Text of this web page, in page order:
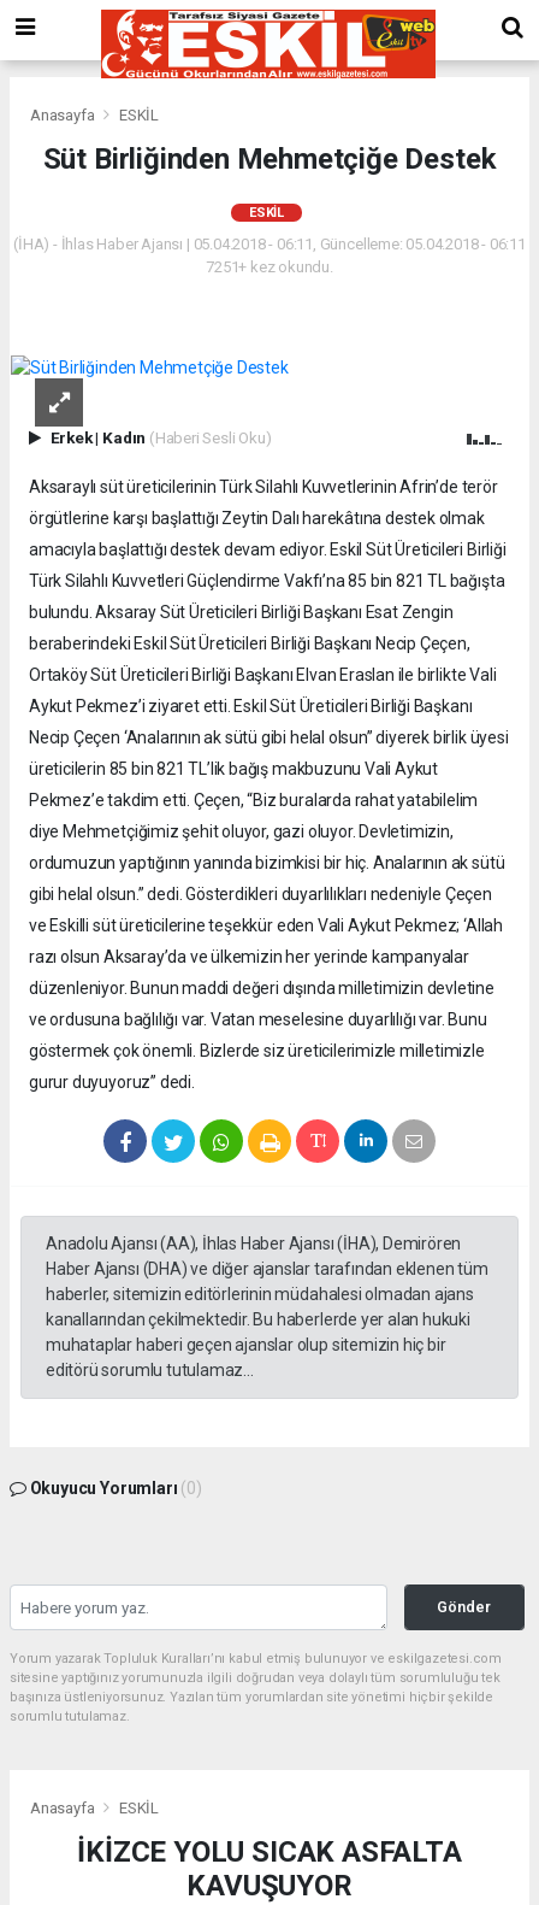
Anasayfa ESKİL
Süt Birliğinden Mehmetçiğe Destek
ESKİL
(İHA) - İhlas Haber Ajansı | 05.04.2018 - 06:11, Güncelleme: 05.04.2018 - 06:11
7251+ kez okundu.
Erkek| Kadın (Haberi Sesli Oku)
Aksaraylı süt üreticilerinin Türk Silahlı Kuvvetlerinin Afrin’de terör
örgütlerine karşı başlattığı Zeytin Dalı harekâtına destek olmak
amacıyla başlattığı destek devam ediyor. Eskil Süt Üreticileri Birliği
Türk Silahlı Kuvvetleri Güçlendirme Vakfı’na 85 bin 821 TL bağışta
bulundu. Aksaray Süt Üreticileri Birliği Başkanı Esat Zengin
beraberindeki Eskil Süt Üreticileri Birliği Başkanı Necip Çeçen,
Ortaköy Süt Üreticileri Birliği Başkanı Elvan Eraslan ile birlikte Vali
Aykut Pekmez’i ziyaret etti. Eskil Süt Üreticileri Birliği Başkanı
Necip Çeçen ‘Analarının ak sütü gibi helal olsun” diyerek birlik üyesi
üreticilerin 85 bin 821 TL’lik bağış makbuzunu Vali Aykut
Pekmez’e takdim etti. Çeçen, “Biz buralarda rahat yatabilelim
diye Mehmetçiğimiz şehit oluyor, gazi oluyor. Devletimizin,
ordumuzun yaptığının yanında bizimkisi bir hiç. Analarının ak sütü
gibi helal olsun.” dedi. Gösterdikleri duyarlılıkları nedeniyle Çeçen
ve Eskilli süt üreticilerine teşekkür eden Vali Aykut Pekmez; ‘Allah
razı olsun Aksaray’da ve ülkemizin her yerinde kampanyalar
düzenleniyor. Bunun maddi değeri dışında milletimizin devletine
ve ordusuna bağlılığı var. Vatan meselesine duyarlılığı var. Bunu
göstermek çok önemli. Bizlerde siz üreticilerimizle milletimizle
gurur duyuyoruz” dedi.
Anadolu Ajansı (AA), İhlas Haber Ajansı (İHA), Demirören
Haber Ajansı (DHA) ve diğer ajanslar tarafından eklenen tüm
haberler, sitemizin editörlerinin müdahalesi olmadan ajans
kanallarından çekilmektedir. Bu haberlerde yer alan hukuki
muhataplar haberi geçen ajanslar olup sitemizin hiç bir
editörü sorumlu tutulamaz...
Okuyucu Yorumları (0)
Gönder
Yorum yazarak Topluluk Kuralları’nı kabul etmiş bulunuyor ve eskilgazetesi.com
sitesine yaptığınız yorumunuzla ilgili doğrudan veya dolaylı tüm sorumluluğu tek
başınıza üstleniyorsunuz. Yazılan tüm yorumlardan site yönetimi hiçbir şekilde
sorumlu tutulamaz.
Anasayfa ESKİL
İKİZCE YOLU SICAK ASFALTA
KAVUŞUYOR